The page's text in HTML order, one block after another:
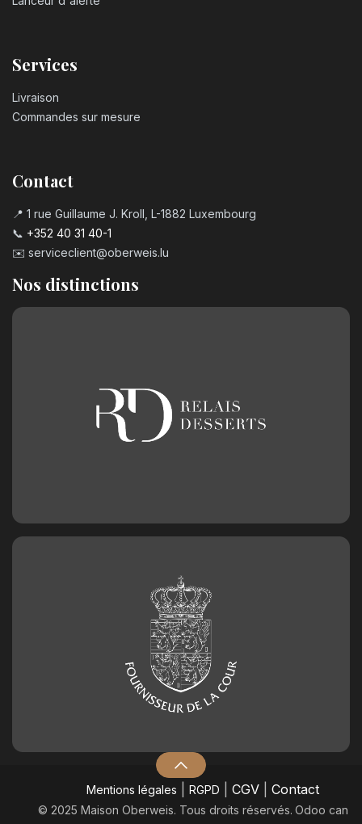
Services
Livraison
Commandes sur mesure
Contact
📍 1 rue Guillaume J. Kroll, L-1882 Luxembourg
📞 +352 40 31 40-1
✉️ serviceclient@oberweis.lu
Nos distinctions
Mentions légales RGPD CGV| Contact
© 2025 Maison Oberweis. Tous droits réservés. ​Odoo can